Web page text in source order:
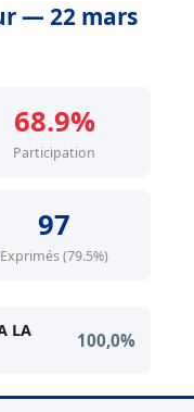
— 22 mars
68.9%
Participation
97
Exprimés (79.5%)
LA
100,0%